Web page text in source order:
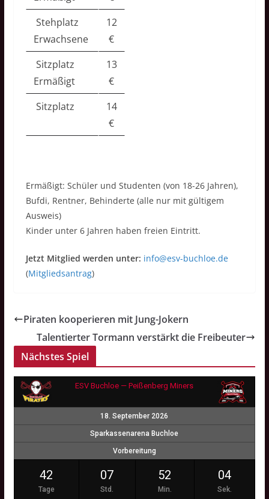
Stehplatz
Erwachsene
12
€
Sitzplatz
Ermäßigt
13
€
Sitzplatz
14
€
Ermäßigt: Schüler und Studenten (von 18-26 Jahren),
Bufdi, Rentner, Behinderte (alle nur mit gültigem
Ausweis)
Kinder unter 6 Jahren haben freien Eintritt.
Jetzt Mitglied werden unter: info@esv-buchloe.de
(Mitgliedsantrag)
Piraten kooperieren mit Jung-Jokern
Talentierter Tormann verstärkt die Freibeuter
Nächstes Spiel
ESV Buchloe — Peißenberg Miners
18. September 2026
Sparkassenarena Buchloe
Vorbereitung
42
Tage
07
Std.
52
Min.
03
Sek.